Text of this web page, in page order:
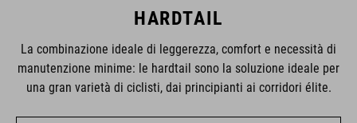
HARDTAIL
La combinazione ideale di leggerezza, comfort e necessità di
manutenzione minime: le hardtail sono la soluzione ideale per
una gran varietà di ciclisti, dai principianti ai corridori élite.